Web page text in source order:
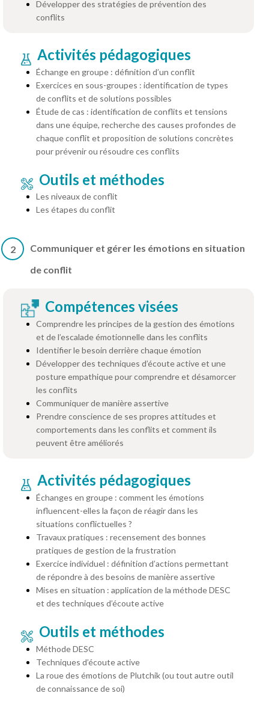
Développer des stratégies de prévention des
conflits
Activités pédagogiques
Échange en groupe : définition d’un conflit
Exercices en sous-groupes : identification de types
de conflits et de solutions possibles
Étude de cas : identification de conflits et tensions
dans une équipe, recherche des causes profondes de
chaque conflit et proposition de solutions concrètes
pour prévenir ou résoudre ces conflits
Outils et méthodes
Les niveaux de conflit
Les étapes du conflit
2
Communiquer et gérer les émotions en situation
de conflit
Compétences visées
Comprendre les principes de la gestion des émotions
et de l’escalade émotionnelle dans les conflits
Identifier le besoin derrière chaque émotion
Développer des techniques d’écoute active et une
posture empathique pour comprendre et désamorcer
les conflits
Communiquer de manière assertive
Prendre conscience de ses propres attitudes et
comportements dans les conflits et comment ils
peuvent être améliorés
Activités pédagogiques
Échanges en groupe : comment les émotions
influencent-elles la façon de réagir dans les
situations conflictuelles ?
Travaux pratiques : recensement des bonnes
pratiques de gestion de la frustration
Exercice individuel : définition d’actions permettant
de répondre à des besoins de manière assertive
Mises en situation : application de la méthode DESC
et des techniques d’écoute active
Outils et méthodes
Méthode DESC
Techniques d’écoute active
La roue des émotions de Plutchik (ou tout autre outil
de connaissance de soi)